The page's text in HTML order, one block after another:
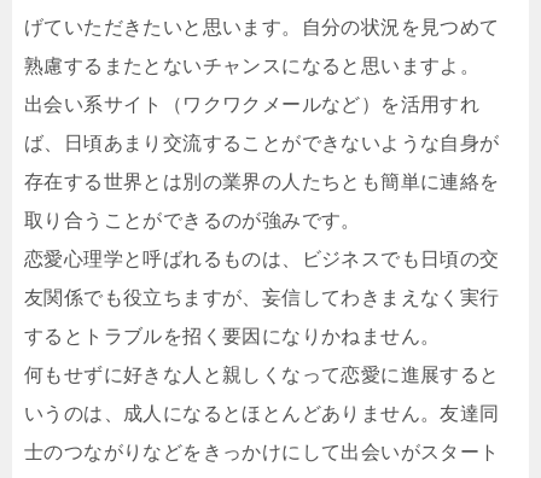
げていただきたいと思います。自分の状況を見つめて
熟慮するまたとないチャンスになると思いますよ。
出会い系サイト（ワクワクメールなど）を活用すれ
ば、日頃あまり交流することができないような自身が
存在する世界とは別の業界の人たちとも簡単に連絡を
取り合うことができるのが強みです。
恋愛心理学と呼ばれるものは、ビジネスでも日頃の交
友関係でも役立ちますが、妄信してわきまえなく実行
するとトラブルを招く要因になりかねません。
何もせずに好きな人と親しくなって恋愛に進展すると
いうのは、成人になるとほとんどありません。友達同
士のつながりなどをきっかけにして出会いがスタート